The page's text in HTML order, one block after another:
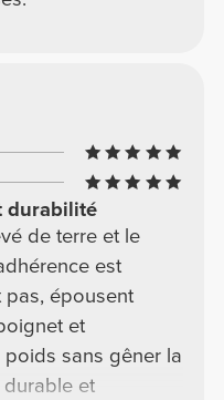
durabilité
de terre et le
est
pas, épousent
et
sans gêner la
durable et